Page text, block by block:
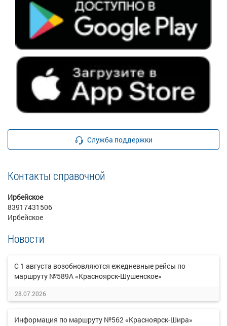
Служба поддержки
Контакты справочной
Ирбейское
83917431506
Ирбейское
Новости
С 1 августа возобновляются ежедневные рейсы по
маршруту №589А «Красноярск-Шушенское»
28.07.2026
Информация по маршруту №562 «Красноярск-Шира»